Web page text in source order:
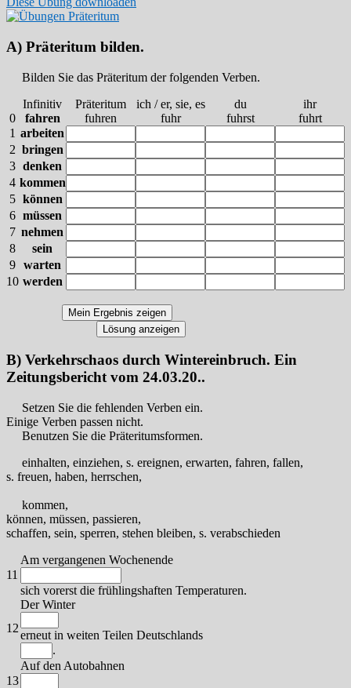
A) Präteritum bilden.
Bilden Sie das Präteritum der folgenden Verben.
Infinitiv
Präteritum ich / er, sie, es du
ihr
0
fahren fuhren fuhr fuhrst
fuhrt
1 arbeiten
2 bringen
3 denken
4 kommen
5 können
6 müssen
7 nehmen
8
sein
9 warten
10 werden
B) Verkehrschaos durch Wintereinbruch. Ein
Zeitungsbericht vom 24.03.20..
Setzen Sie die fehlenden Verben ein.
Einige Verben passen nicht.
Benutzen Sie die Präteritumsformen.
einhalten, einziehen, s. ereignen, erwarten, fahren, fallen,
s. freuen, haben, herrschen,
kommen,
können, müssen, passieren,
schaffen, sein, sperren, stehen bleiben, s. verabschieden
11
Am vergangenen Wochenende
sich vorerst die frühlingshaften Temperaturen.
12
Der Winter
erneut in weiten Teilen Deutschlands
.
13
Auf den Autobahnen